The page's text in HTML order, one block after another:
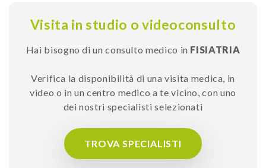
Visita in studio o videoconsulto
Hai bisogno di un consulto medico in FISIATRIA
Verifica la disponibilità di una visita medica, in
video o in un centro medico a te vicino, con uno
dei nostri specialisti selezionati
TROVA SPECIALISTI